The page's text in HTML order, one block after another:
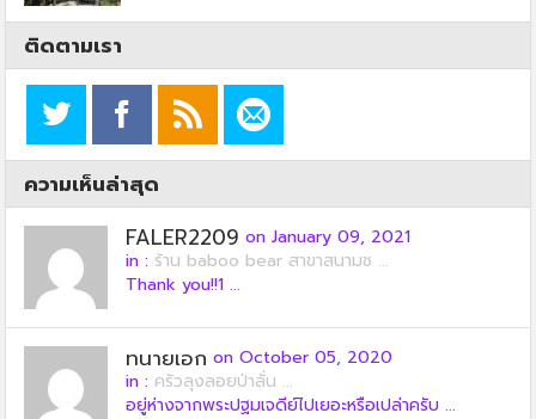
ติดตามเรา
ความเห็นล่าสุด
FALER2209 on January 09, 2021
in : ร้าน baboo bear สาขาสนามช ...
Thank you!!1 ...
ทนายเอก on October 05, 2020
in : ครัวลุงลอยป่าลั่น ...
อยู่ห่างจากพระปฐมเจดีย์ไปเยอะหรือเปล่าครับ ...